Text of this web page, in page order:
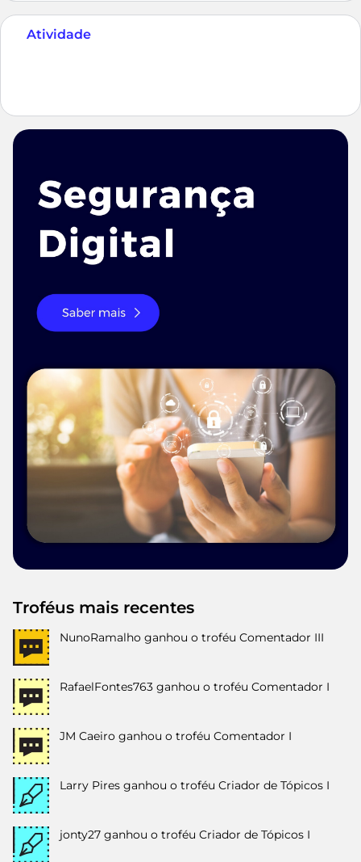
Atividade
Troféus mais recentes
NunoRamalho ganhou o troféu Comentador III
RafaelFontes763 ganhou o troféu Comentador I
JM Caeiro ganhou o troféu Comentador I
Larry Pires ganhou o troféu Criador de Tópicos I
jonty27 ganhou o troféu Criador de Tópicos I